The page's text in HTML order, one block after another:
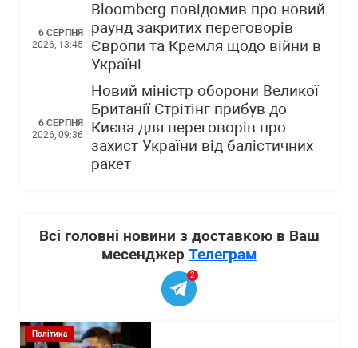
6 СЕРПНЯ
2026, 13:45
Bloomberg повідомив про новий
раунд закритих переговорів
Європи та Кремля щодо війни в
Україні
6 СЕРПНЯ
2026, 09:36
Новий міністр оборони Великої
Британії Стрітінг прибув до
Києва для переговорів про
захист України від балістичних
ракет
Всі головні новини з доставкою в Ваш
месенджер Телеграм
2
Політика